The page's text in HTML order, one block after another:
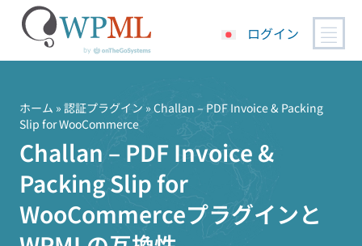
ログイン
ホーム » 認証プラグイン » Challan – PDF Invoice & Packing
Slip for WooCommerce
Challan – PDF Invoice &
Packing Slip for
WooCommerceプラグインと